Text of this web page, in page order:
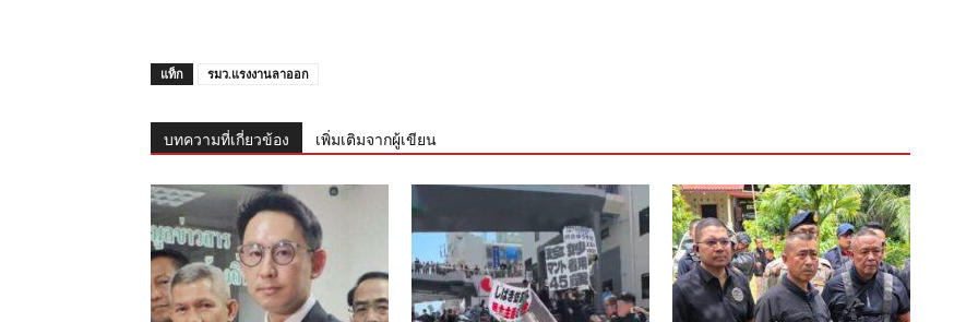
แท็ก รมว.แรงงานลาออก
บทความที่เกี่ยวข้อง เพิ่มเติมจากผู้เขียน